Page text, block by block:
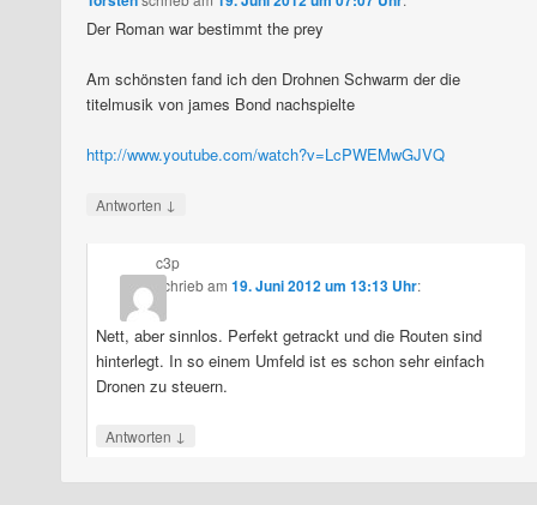
Der Roman war bestimmt the prey
Am schönsten fand ich den Drohnen Schwarm der die
titelmusik von james Bond nachspielte
http://www.youtube.com/watch?v=LcPWEMwGJVQ
Antworten ↓
c3p
schriebam 19. Juni 2012 um 13:13 Uhr:
Nett, aber sinnlos. Perfekt getrackt und die Routen sind
hinterlegt. In so einem Umfeld ist es schon sehr einfach
Dronen zu steuern.
Antworten ↓